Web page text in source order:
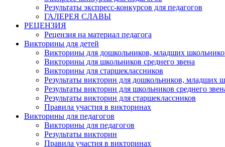
Результаты экспресс-конкурсов для педагогов
ГАЛЕРЕЯ СЛАВЫ
РЕЦЕНЗИЯ
Рецензия на материал педагога
Викторины для детей
Викторины для дошкольников, младших
Викторины для школьников среднего звена
Викторины для старшеклассников
Результаты викторин для дошкольников, младших
Результаты викторин для школьников среднего
Результаты викторин для старшеклассников
Правила участия в викторинах
Викторины для педагогов
Викторины для педагогов
Результаты викторин
Правила участия в викторинах